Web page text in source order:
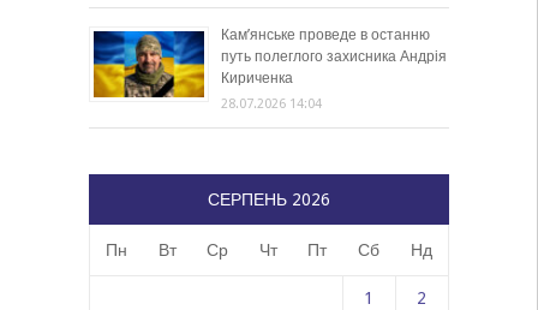
Кам’янське проведе в останню
путь полеглого захисника Андрія
Кириченка
28.07.2026 14:04
СЕРПЕНЬ 2026
Пн Вт Ср Чт Пт Сб Нд
1 2